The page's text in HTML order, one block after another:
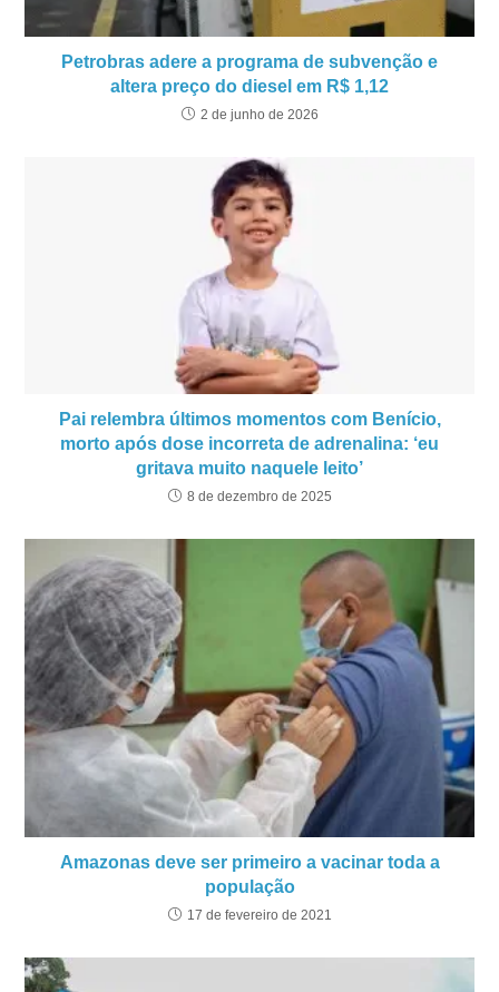
Petrobras adere a programa de subvenção e
altera preço do diesel em R$ 1,12
2 de junho de 2026
Pai relembra últimos momentos com Benício,
morto após dose incorreta de adrenalina: ‘eu
gritava muito naquele leito’
8 de dezembro de 2025
Amazonas deve ser primeiro a vacinar toda a
população
17 de fevereiro de 2021